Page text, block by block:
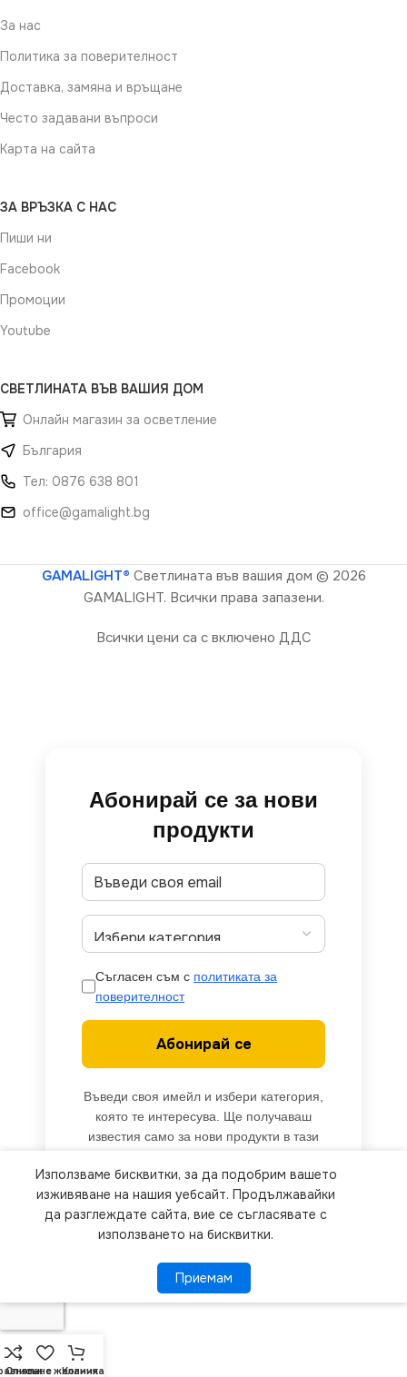
За нас
Политика за поверителност
Доставка, замяна и връщане
Често задавани въпроси
Карта на сайта
ЗА ВРЪЗКА С НАС
Пиши ни
Facebook
Промоции
Youtube
СВЕТЛИНАТА ВЪВ ВАШИЯ ДОМ
Онлайн магазин за осветление
България
Тел: 0876 638 801
office@gamalight.bg
GAMALIGHT® Светлината във вашия дом © 2026
GAMALIGHT. Всички права запазени.
Всички цени са с включено ДДС
Абонирай се за нови
продукти
Съгласен съм с политиката за
поверителност
Абонирай се
Въведи своя имейл и избери категория,
която те интересува. Ще получаваш
известия само за нови продукти в тази
Списък с желания
Количка
We use cookies to improve your experience on our
website. By browsing this website, you agree to
our use of cookies.
ПОВЕЧЕ ИНФОРМАЦИЯ
Използваме бисквитки, за да подобрим вашето
изживяване на нашия уебсайт. Продължавайки
да разглеждате сайта, вие се съгласявате с
използването на бисквитки.
Приемам